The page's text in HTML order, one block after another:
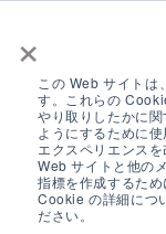
×
この Web サイト
す。これらの
やり取りしたかに
ようにするために
エクスペリエンス
Web サイトと他の
指標を作成するた
Cookie の詳細につ
ださい。